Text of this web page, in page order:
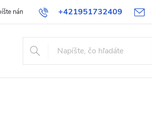
+421951732409
nám Blog Obchodné podmienky